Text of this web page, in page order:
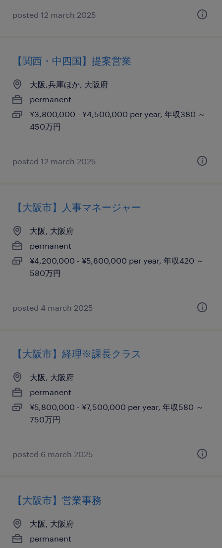
posted 12 march 2025
【関西・中四国】提案営業
大阪,兵庫ほか, 大阪府
permanent
¥3,800,000 - ¥4,500,000 per year, 年収380 ～
450万円
posted 12 march 2025
【大阪市】人事マネージャー
大阪, 大阪府
permanent
¥4,200,000 - ¥5,800,000 per year, 年収420 ～
580万円
posted 4 march 2025
【大阪市】経理※課長クラス
大阪, 大阪府
permanent
¥5,800,000 - ¥7,500,000 per year, 年収580 ～
750万円
posted 6 march 2025
【大阪市】営業事務
大阪, 大阪府
permanent